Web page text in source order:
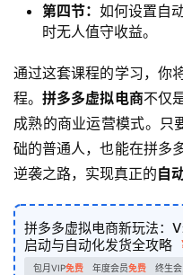
第四节： 如何设置自
时无人值守收益。
通过这套课程的学习，你
程。拼多多虚拟电商不仅
成熟的商业运营模式。只
础的普通人，也能在拼多
逆袭之路，实现真正的自
拼多多虚拟电商新玩法：
启动与自动化发货全攻略
包月VIP免费 年度会员免费 终生会